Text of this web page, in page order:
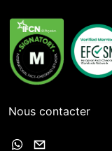
Nous contacter